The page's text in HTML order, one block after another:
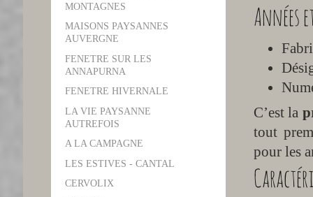
Années
C’est la
tout
pour les
MONTAGNES
MAISONS PAYSANNES
AUVERGNE
FENETRE SUR LES
ANNAPURNA
FENETRE HIVERNALE
LA VIE PAYSANNE
AUTREFOIS
A LA CAMPAGNE
LES ESTIVES - CANTAL
CERVOLIX